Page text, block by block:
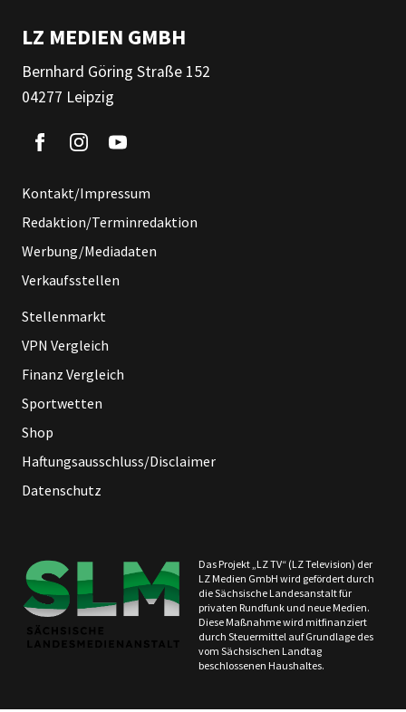
LZ MEDIEN GMBH
Bernhard Göring Straße 152
04277 Leipzig
Kontakt/Impressum
Redaktion/Terminredaktion
Werbung/Mediadaten
Verkaufsstellen
Stellenmarkt
VPN Vergleich
Finanz Vergleich
Sportwetten
Shop
Haftungsausschluss/Disclaimer
Datenschutz
Das Projekt „LZ TV“ (LZ Television) der
LZ Medien GmbH wird gefördert durch
die Sächsische Landesanstalt für
privaten Rundfunk und neue Medien.
Diese Maßnahme wird mitfinanziert
durch Steuermittel auf Grundlage des
vom Sächsischen Landtag
beschlossenen Haushaltes.